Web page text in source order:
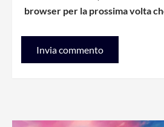
browser per la prossima volta